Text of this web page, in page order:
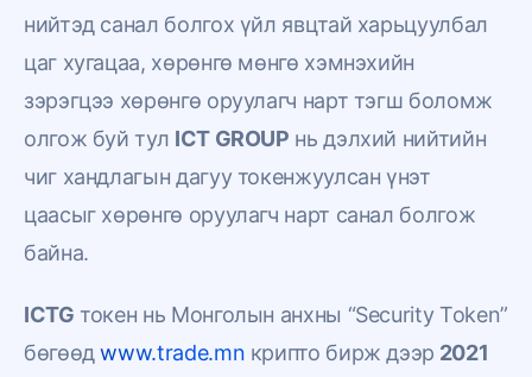
нийтэд санал болгох үйл явцтай харьцуулбал
цаг хугацаа, хөрөнгө мөнгө хэмнэхийн
зэрэгцээ хөрөнгө оруулагч нарт тэгш боломж
олгож буй тул ICT GROUP нь дэлхий нийтийн
чиг хандлагын дагуу токенжуулсан үнэт
цаасыг хөрөнгө оруулагч нарт санал болгож
байна.
ICTG токен нь Монголын анхны “Security Token”
бөгөөдwww.trade.mn крипто бирж дээр 2021